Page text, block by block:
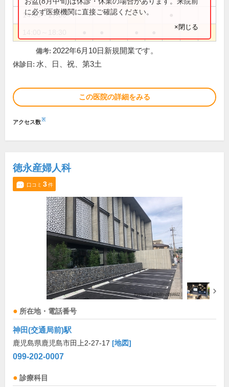
14:00～17:00
に必ず医療機関に直接ご確認ください。
×閉じる
備考: 2022年6月10日新規開業です。
休診日: 水、日、祝、第3土
この医院の詳細をみる
アクセス数※
徳永産婦人科
口コミ 3件
所在地・電話番号
神田(交通局前)駅
鹿児島県鹿児島市田上2-27-17 [地図]
099-202-0007
診療科目